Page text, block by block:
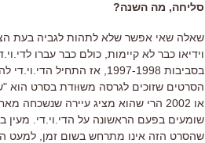
סליחה, מה השנה?
שאלה שאי אפשר שלא לתהות לגביה בעת
וידיאו כבר לא קיימות, כולם כבר עברו
בסביבות 1997-1998, אז
שומעים בפעם הראשונה על הדי.וי.די.
שהסרט הזה אינו מתרחש בשום זמן, למעט